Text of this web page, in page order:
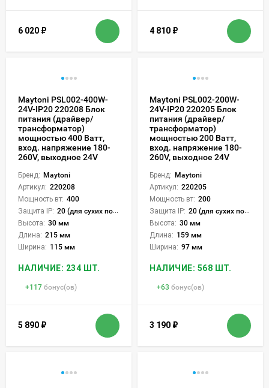
6 020 ₽ 4 810 ₽
Maytoni PSL002-400W-
24V-IP20 220208 Блок
питания (драйвер/
трансформатор)
мощностью 400 Ватт,
вход. напряжение 180-
260V, выходное 24V
Бренд: Maytoni
Артикул: 220208
Мощность вт: 400
Защита IP: 20 (для сухих пом.)
Высота: 30 мм
Длина: 215 мм
Ширина: 115 мм
НАЛИЧИЕ: 234 ШТ.
+117 бонус(ов)
5 890 ₽
Maytoni PSL002-200W-
24V-IP20 220205 Блок
питания (драйвер/
трансформатор)
мощностью 200 Ватт,
вход. напряжение 180-
260V, выходное 24V
Бренд: Maytoni
Артикул: 220205
Мощность вт: 200
Защита IP: 20 (для сухих пом.)
Высота: 30 мм
Длина: 159 мм
Ширина: 97 мм
НАЛИЧИЕ: 568 ШТ.
+63 бонус(ов)
3 190 ₽